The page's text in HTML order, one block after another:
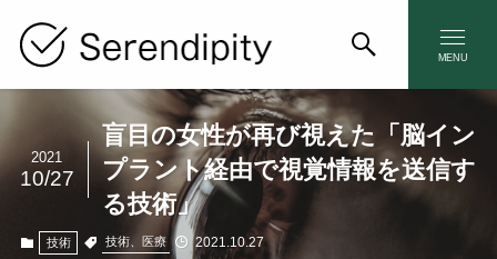
MENU
盲目の女性が再び視えた「脳イン
プラント経由で視覚情報を送信す
る技術」
2021
10/27
技術 技術、医療 2021.10.27